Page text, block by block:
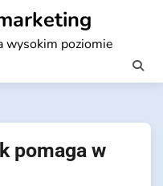
wysokim poziomie
pomaga w